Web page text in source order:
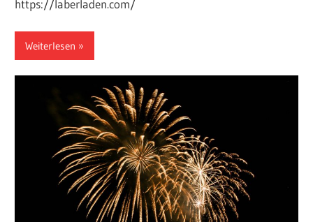
https://laberladen.com/
Weiterlesen